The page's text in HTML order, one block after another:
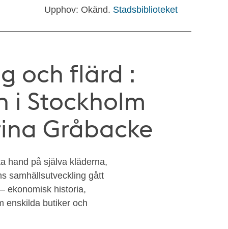
Upphov: Okänd. Stadsbiblioteket
och flärd :
i Stockholm
Gråbacke
hand på själva kläderna,
samhällsutveckling gått
ekonomisk historia,
enskilda butiker och